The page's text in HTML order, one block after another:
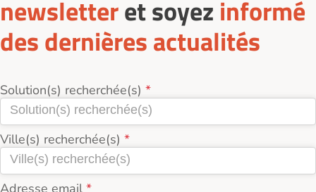
newsletteret soyez informé
des dernières actualités
Solution(s) recherchée(s)
Ville(s) recherchée(s)
Adresse email